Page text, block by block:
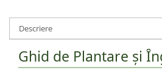
Descriere
Ghid de Plantare și